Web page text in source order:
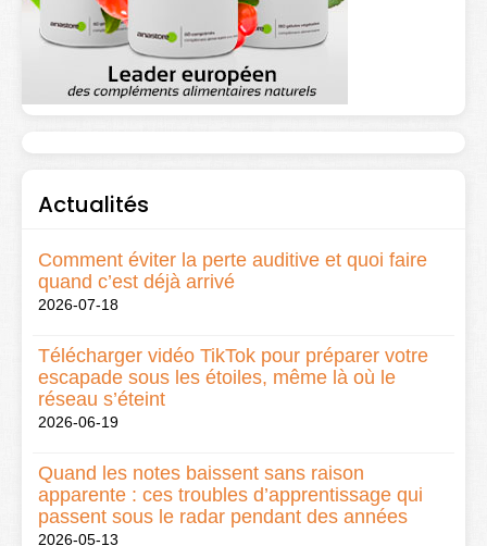
Actualités
Comment éviter la perte auditive et quoi faire
quand c’est déjà arrivé
2026-07-18
Télécharger vidéo TikTok pour préparer votre
escapade sous les étoiles, même là où le
réseau s’éteint
2026-06-19
Quand les notes baissent sans raison
apparente : ces troubles d’apprentissage qui
passent sous le radar pendant des années
2026-05-13